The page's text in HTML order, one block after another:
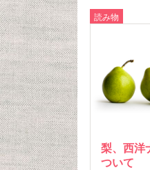
読み物
梨、西洋
ついて